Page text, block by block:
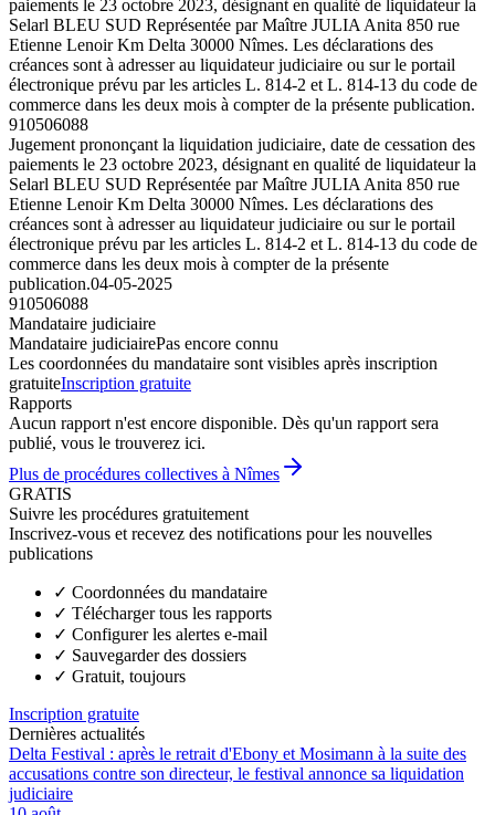
paiements le 23 octobre 2023, désignant en qualité de liquidateur la
Selarl BLEU SUD Représentée par Maître JULIA Anita 850 rue
Etienne Lenoir Km Delta 30000 Nîmes. Les déclarations des
créances sont à adresser au liquidateur judiciaire ou sur le portail
électronique prévu par les articles L. 814-2 et L. 814-13 du code de
commerce dans les deux mois à compter de la présente publication.
910506088
Jugement prononçant la liquidation judiciaire, date de cessation des
paiements le 23 octobre 2023, désignant en qualité de liquidateur la
Selarl BLEU SUD Représentée par Maître JULIA Anita 850 rue
Etienne Lenoir Km Delta 30000 Nîmes. Les déclarations des
créances sont à adresser au liquidateur judiciaire ou sur le portail
électronique prévu par les articles L. 814-2 et L. 814-13 du code de
commerce dans les deux mois à compter de la présente
publication.04-05-2025
910506088
Mandataire judiciaire
Mandataire judiciairePas encore connu
Les coordonnées du mandataire sont visibles après inscription
gratuiteInscription gratuite
Rapports
Aucun rapport n'est encore disponible. Dès qu'un rapport sera
publié, vous le trouverez ici.
Plus de procédures collectives à Nîmes
GRATIS
Suivre les procédures gratuitement
Inscrivez-vous et recevez des notifications pour les nouvelles
publications
✓ Coordonnées du mandataire
✓ Télécharger tous les rapports
✓ Configurer les alertes e-mail
✓ Sauvegarder des dossiers
✓ Gratuit, toujours
Inscription gratuite
Dernières actualités
Delta Festival : après le retrait d'Ebony et Mosimann à la suite des
accusations contre son directeur, le festival annonce sa liquidation
judiciaire